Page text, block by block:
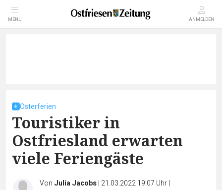
MENÜ ANMELDEN
Osterferien
Touristiker in
Ostfriesland erwarten
viele Feriengäste
Von Julia Jacobs| 21.03.2022 19:07 Uhr|